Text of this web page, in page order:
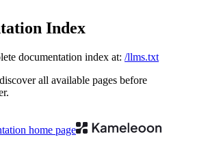
Index
documentation index at: /llms.txt
all available pages before
home page